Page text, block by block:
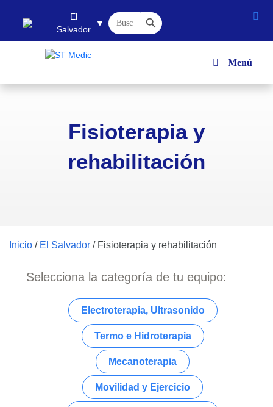
El
Salvador
▼
Buscar: Botón de búsqueda
Menú
Fisioterapia y
rehabilitación
Inicio / El Salvador / Fisioterapia y rehabilitación
Selecciona la categoría de tu equipo:
Electroterapia, Ultrasonido
Termo e Hidroterapia
Mecanoterapia
Movilidad y Ejercicio